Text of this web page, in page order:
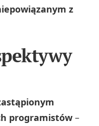
z
programistów –